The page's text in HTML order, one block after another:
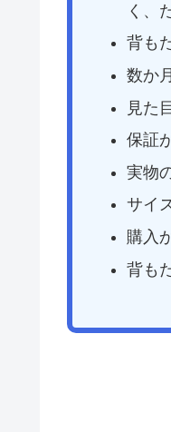
く、
背も
数か
見た
保証
実物
サイ
購入
背も